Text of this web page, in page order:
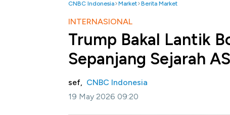
CNBC Indonesia Market Berita Market
INTERNASIONAL
Trump Bakal Lantik
Sepanjang Sejarah AS
sef, CNBC Indonesia
19 May 2026 09:20